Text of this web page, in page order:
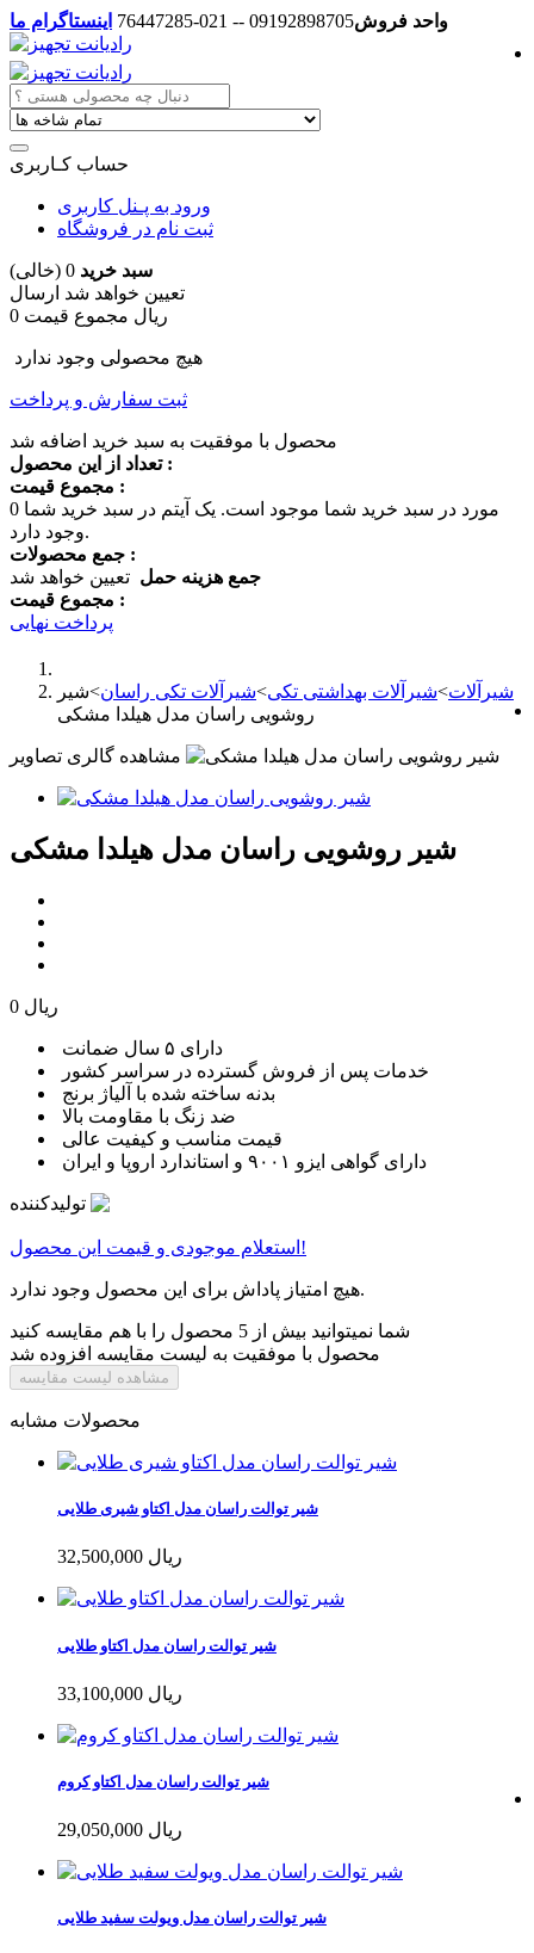
واحد فروش09192898705 -- 021-76447285 اینستاگرام ما
حساب کـاربری
ورود به پـنل کاربری
ثبت نام در فروشگاه
سبد خرید 0 (خالی)
تعیین خواهد شد ارسال
0 ریال مجموع قیمت
هیچ محصولی وجود ندارد
ثبت سفارش و پرداخت
محصول با موفقیت به سبد خرید اضافه شد
تعداد از این محصول :
مجموع قیمت :
0
مورد در سبد خرید شما موجود است. یک آیتم در سبد خرید شما
وجود دارد.
جمع محصولات :
جمع هزینه حمل تعیین خواهد شد
مجموع قیمت :
پرداخت نهایی
شیرآلات>شیرآلات بهداشتی تکی>شیرآلات تکی راسان>شیر
روشویی راسان مدل هیلدا مشکی
مشاهده گالری تصاویر
شیر روشویی راسان مدل هیلدا مشکی
0 ریال
دارای ۵ سال ضمانت
خدمات پس از فروش گسترده در سراسر کشور
بدنه ساخته شده با آلیاژ برنج
ضد زنگ با مقاومت بالا
قیمت مناسب و کیفیت عالی
دارای گواهی ایزو ۹۰۰۱ و استاندارد اروپا و ایران
تولیدکننده
استعلام موجودی و قیمت این محصول!
هیچ امتیاز پاداش برای این محصول وجود ندارد.
شما نمیتوانید بیش از 5 محصول را با هم مقایسه کنید
محصول با موفقیت به لیست مقایسه افزوده شد
مشاهده لیست مقایسه
محصولات مشابه
شیر توالت راسان مدل اکتاو شیری طلایی
32,500,000 ریال
شیر توالت راسان مدل اکتاو طلایی
33,100,000 ریال
شیر توالت راسان مدل اکتاو کروم
29,050,000 ریال
شیر توالت راسان مدل ویولت سفید طلایی